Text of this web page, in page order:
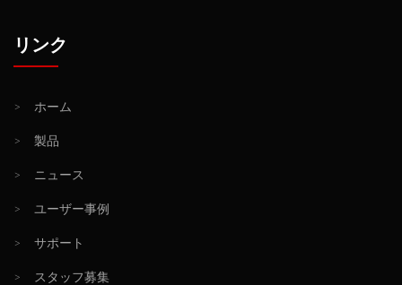
リンク
> ホーム
> 製品
> ニュース
> ユーザー事例
> サポート
> スタッフ募集